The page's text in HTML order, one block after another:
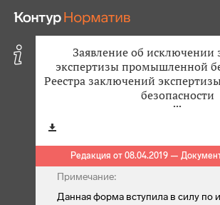
Заявление об исключении
экспертизы промышленной
Реестра заключений
безопасности
Редакция от 08.04.2019 —
Примечание:
Данная форма вступила в силу по